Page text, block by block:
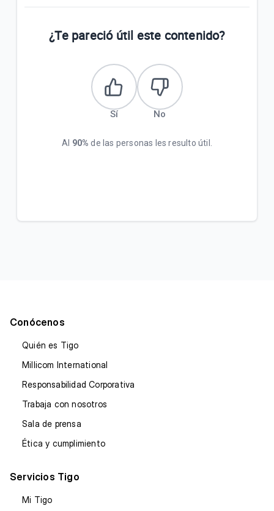
¿Te pareció útil este contenido?
Sí No
Al 90% de las personas les resulto útil.
Conócenos
Quién es Tigo
Millicom International
Responsabilidad Corporativa
Trabaja con nosotros
Sala de prensa
Ética y cumplimiento
Servicios Tigo
Mi Tigo